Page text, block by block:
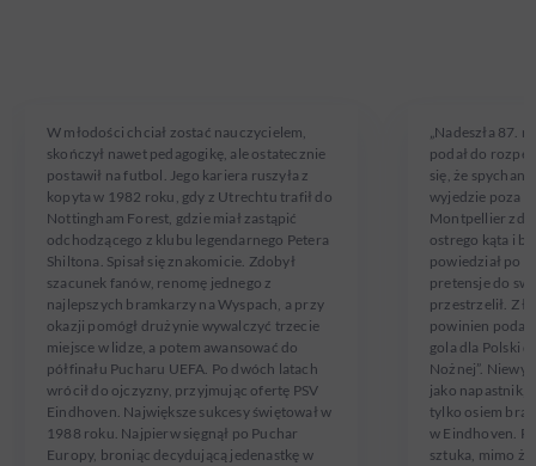
W młodości chciał zostać nauczycielem,
skończył nawet pedagogikę, ale ostatecznie
postawił na futbol. Jego kariera ruszyła z
kopyta w 1982 roku, gdy z Utrechtu trafił do
Nottingham Forest, gdzie miał zastąpić
odchodzącego z klubu legendarnego Petera
Shiltona. Spisał się znakomicie. Zdobył
szacunek fanów, renomę jednego z
najlepszych bramkarzy na Wyspach, a przy
okazji pomógł drużynie wywalczyć trzecie
miejsce w lidze, a potem awansować do
półfinału Pucharu UEFA. Po dwóch latach
wrócił do ojczyzny, przyjmując ofertę PSV
Eindhoven. Największe sukcesy świętował w
1988 roku. Najpierw sięgnął po Puchar
Europy, broniąc decydującą jedenastkę w
„Nadeszła 87.
podał do
się, że
wyjedzie poza
Montpellier
ostrego kąta i
powiedział po
pretensje do
przestrzelił. Z
powinien
gola dla Polski
Nożnej”.
jako napastnik,
tylko osiem
w Eindhoven.
sztuka, mimo